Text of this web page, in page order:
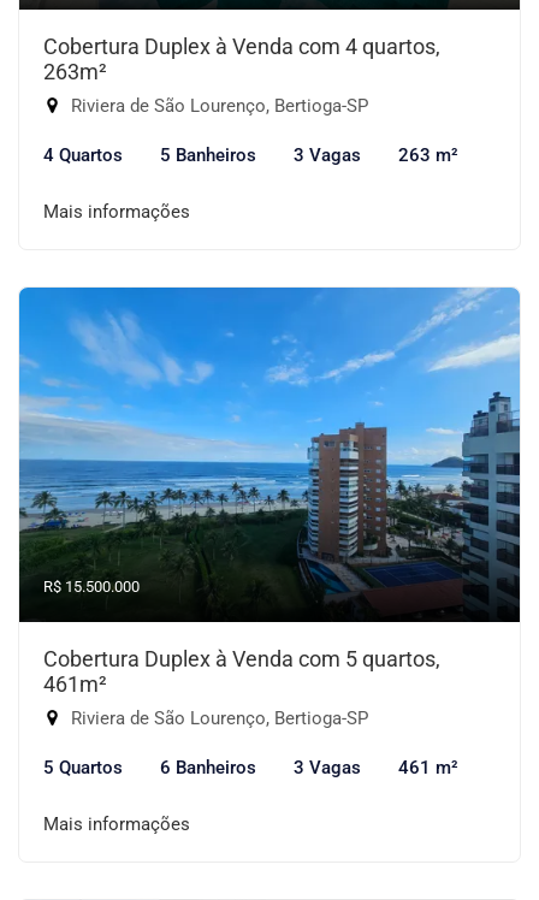
Cobertura Duplex à Venda com 4 quartos,
263m²
Riviera de São Lourenço, Bertioga-SP
4 Quartos 5 Banheiros 3 Vagas 263 m²
Mais informações
R$ 15.500.000
Cobertura Duplex à Venda com 5 quartos,
461m²
Riviera de São Lourenço, Bertioga-SP
5 Quartos 6 Banheiros 3 Vagas 461 m²
Mais informações